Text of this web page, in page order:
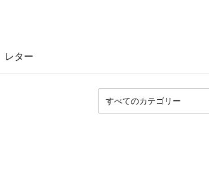
レター